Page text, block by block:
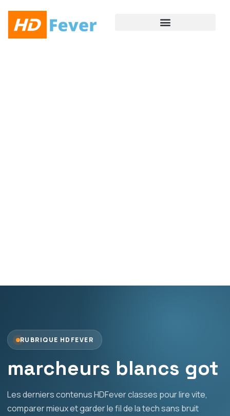
RUBRIQUE HDFEVER
marcheurs blancs got
Les derniers contenus HDFever classes pour lire vite,
comparer mieux et garder le fil de la tech sans bruit